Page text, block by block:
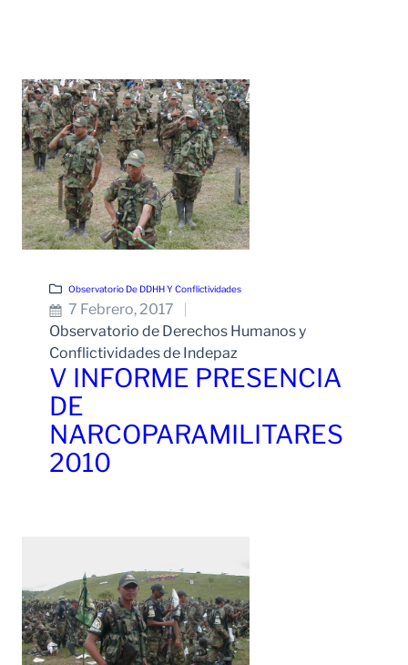
Observatorio De DDHH Y Conflictividades
7 Febrero, 2017
Observatorio de Derechos Humanos y
Conflictividades de Indepaz
V INFORME PRESENCIA
DE
NARCOPARAMILITARES
2010